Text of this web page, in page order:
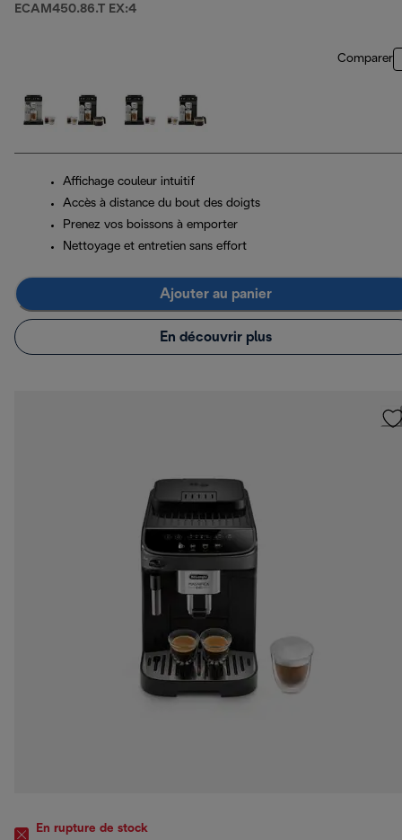
ECAM450.86.T EX:4
Comparer
Affichage couleur intuitif
Accès à distance du bout des doigts
Prenez vos boissons à emporter
Nettoyage et entretien sans effort
Ajouter au panier
En découvrir plus
En rupture de stock